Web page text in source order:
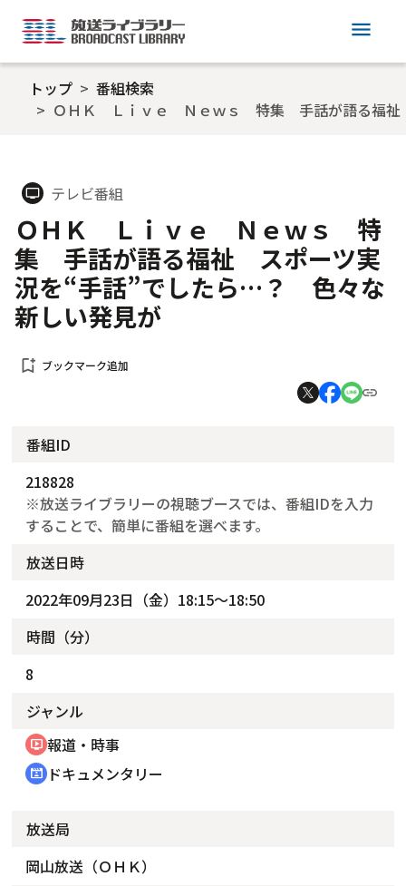
menu
トップ
番組検索
ＯＨＫ Ｌｉｖｅ Ｎｅｗｓ 特集 手話が語る福祉
tv テレビ番組
ＯＨＫ Ｌｉｖｅ Ｎｅｗｓ 特
集 手話が語る福祉 スポーツ実
況を“手話”でしたら…？ 色々な
新しい発見が
bookmark_add ブックマーク追加
番組ID
218828
※放送ライブラリーの視聴ブースでは、番組IDを入力
することで、簡単に番組を選べます。
放送日時
2022年09月23日（金）18:15～18:50
時間（分）
8
ジャンル
ondemand_video 報道・時事
cinematic_blur ドキュメンタリー
放送局
岡山放送（ＯＨＫ）